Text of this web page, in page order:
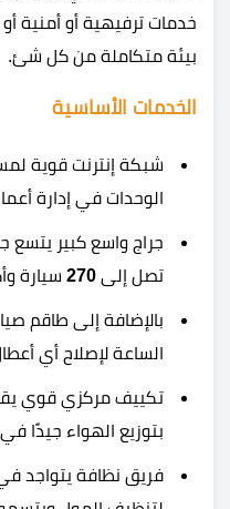
خدمات ترفيهية أو أمنية
بيئة متكاملة من كل شئ.
الخدمات الأساسية
شبكة إنترنت قوية
الوحدات في إدارة
جراج واسع كبير يتسع
تصل إلى 270 سيارة
بالإضافة إلى طاقم
الساعة لإصلاح أي
تكييف مركزي قوي
بتوزيع الهواء جيدًا
فريق نظافة يتواجد